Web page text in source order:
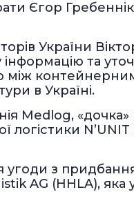
Єгор
України
та
в Україні.
Medlog,
N’UNIT
з
AG (HHLA),